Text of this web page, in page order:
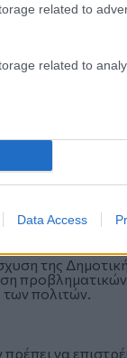
related to
related to
Data Access
του δήμου
την πόλη κατά
έχουμε
τα οθωμανικά
νέα
σε
της
προβληματικών
πολιτών.
να